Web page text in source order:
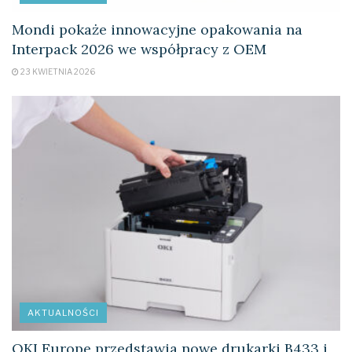
Mondi pokaże innowacyjne opakowania na
Interpack 2026 we współpracy z OEM
23 KWIETNIA 2026
AKTUALNOŚCI